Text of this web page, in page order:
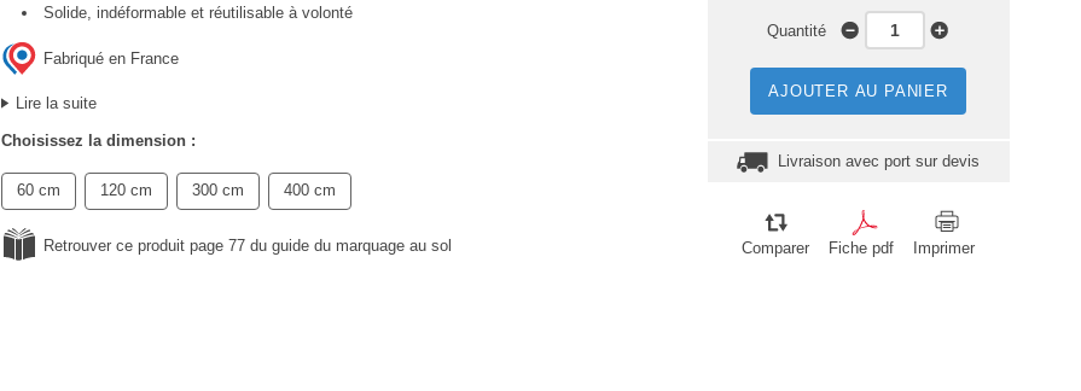
Solide, indéformable et réutilisable à volonté
Fabriqué en France
Lire la suite
Choisissez la dimension :
60 cm 120 cm 300 cm 400 cm
Retrouver ce produit page 77 du guide du marquage au sol
Quantité
AJOUTER AU PANIER
Livraison avec port sur devis
Comparer Fiche pdf Imprimer